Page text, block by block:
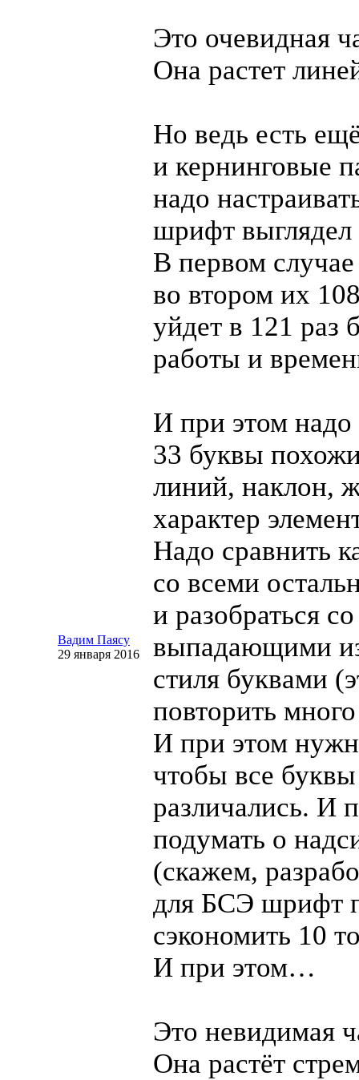
Вадим Паясу
29 января 2016
Это очевидная
Она растет
Но ведь есть
и кернинговые
надо
шрифт
В первом
во втором их
уйдет в 121 раз
работы и
И при этом надо
33 буквы
линий, наклон,
характер
Надо сравнить
со всеми
и разобраться
выпадающими
стиля буквами
повторить
И при этом
чтобы все
различались. И
подумать о
(скажем,
для БСЭ шрифт
сэкономить 10
И при этом…
Это невидимая
Она растёт